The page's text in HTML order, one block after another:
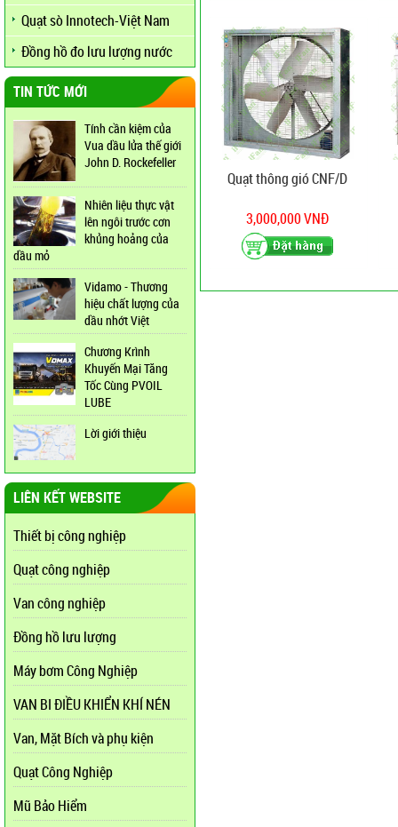
Quạt sò Innotech-Việt Nam
Đồng hồ đo lưu lượng nước
TIN TỨC MỚI
Tính cần kiệm của
Vua dầu lửa thế giới
John D. Rockefeller
Nhiên liệu thực vật
lên ngôi trước cơn
khủng hoảng của
dầu mỏ
Vidamo - Thương
hiệu chất lượng của
dầu nhớt Việt
Chương Krình
Khuyến Mại Tăng
Tốc Cùng PVOIL
LUBE
Lời giới thiệu
LIÊN KẾT WEBSITE
Thiết bị công nghiệp
Quạt công nghiệp
Van công nghiệp
Đồng hồ lưu lượng
Máy bơm Công Nghiệp
VAN BI ĐIỀU KHIỂN KHÍ NÉN
Van, Mặt Bích và phụ kiện
Quạt Công Nghiệp
Mũ Bảo Hiểm
Quạt thông gió CNF/D
3,000,000 VNĐ